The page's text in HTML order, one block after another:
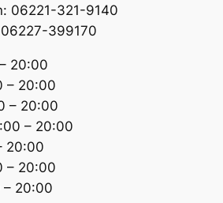
06221-321-9140
399170
20:00
– 20:00
– 20:00
– 20:00
20:00
– 20:00
– 20:00